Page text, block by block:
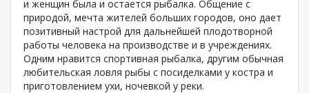
и женщин была и остается рыбалка. Общение с
природой, мечта жителей больших городов, оно дает
позитивный настрой для дальнейшей плодотворной
работы человека на производстве и в учреждениях.
Одним нравится спортивная рыбалка, другим обычная
любительская ловля рыбы с посиделками у костра и
приготовлением ухи, ночевкой у реки.